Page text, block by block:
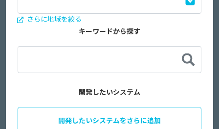
さらに地域を絞る
キーワードから探す
開発したいシステム
開発したいシステムをさらに追加